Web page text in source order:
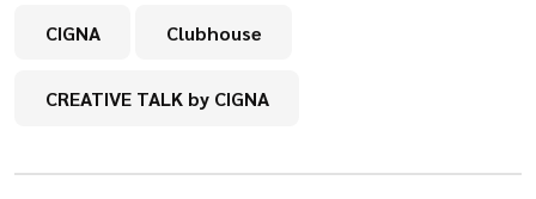
CIGNA Clubhouse
CREATIVE TALK by CIGNA